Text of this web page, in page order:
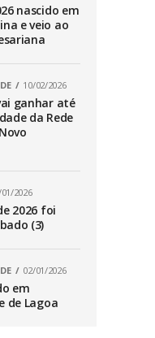
nascido em
e veio ao
10/02/2026
ganhar até
da Rede
2026
2026 foi
(3)
02/01/2026
em
de Lagoa